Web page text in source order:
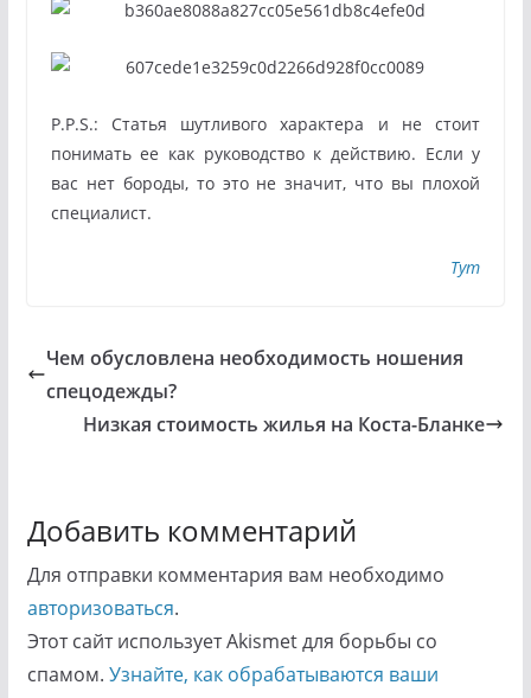
P.P.S.: Статья шутливого характера и не стоит
понимать ее как руководство к действию. Если у
вас нет бороды, то это не значит, что вы плохой
специалист.
Тут
Чем обусловлена необходимость ношения
спецодежды?
Низкая стоимость жилья на Коста-Бланке
Добавить комментарий
Для отправки комментария вам необходимо
авторизоваться.
Этот сайт использует Akismet для борьбы со
спамом. Узнайте, как обрабатываются ваши